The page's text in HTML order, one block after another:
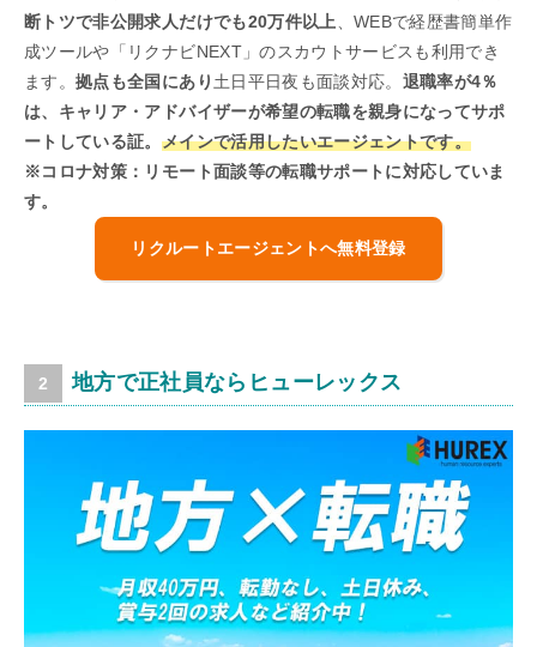
断トツで非公開求人だけでも20万件以上
、WEBで経歴書簡単作
成ツールや「リクナビNEXT」のスカウトサービスも利用でき
ます。拠点も全国にあり 土日平日夜も面談対応。 退職率が4％
は、キャリア・アドバイザーが希望の転職を親身になってサポ
ートしている証。 メインで活用したいエージェントです。
※コロナ対策：リモート面談等の転職サポートに対応していま
す。
リクルートエージェントへ無料登録
地方で正社員ならヒューレックス